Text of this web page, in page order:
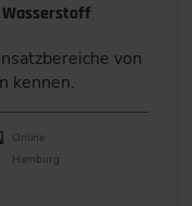
von
kennen.
Online
Hamburg